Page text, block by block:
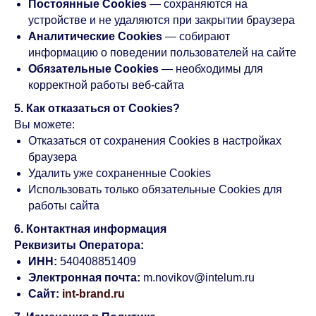
Постоянные Cookies — сохраняются на
устройстве и не удаляются при закрытии браузера
Аналитические Cookies — собирают
информацию о поведении пользователей на сайте
Обязательные Cookies — необходимы для
корректной работы веб-сайта
5. Как отказаться от Cookies?
Вы можете:
Отказаться от сохранения Cookies в настройках
браузера
Удалить уже сохраненные Cookies
Использовать только обязательные Cookies для
работы сайта
6. Контактная информация
Реквизиты Оператора:
ИНН: 540408851409
Электронная почта: m.novikov@intelum.ru
Сайт: int-brand.ru